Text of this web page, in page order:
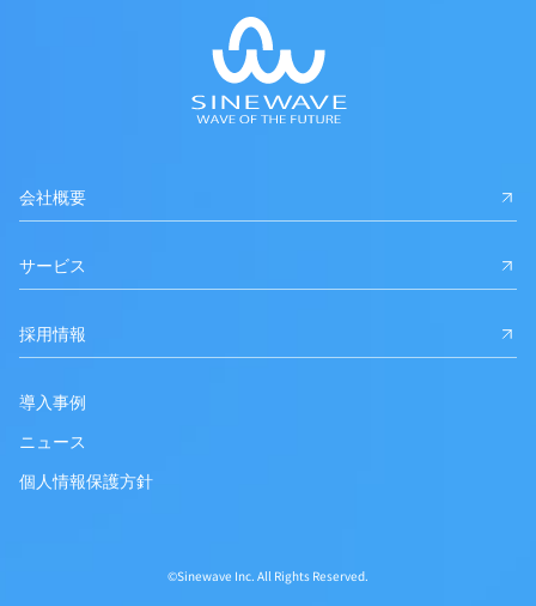
会社概要
サービス
採用情報
導入事例
ニュース
個人情報保護方針
©Sinewave Inc. All Rights Reserved.